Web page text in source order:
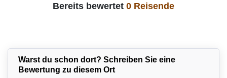
Bereits bewertet 0 Reisende
Warst du schon dort? Schreiben Sie eine
Bewertung zu diesem Ort